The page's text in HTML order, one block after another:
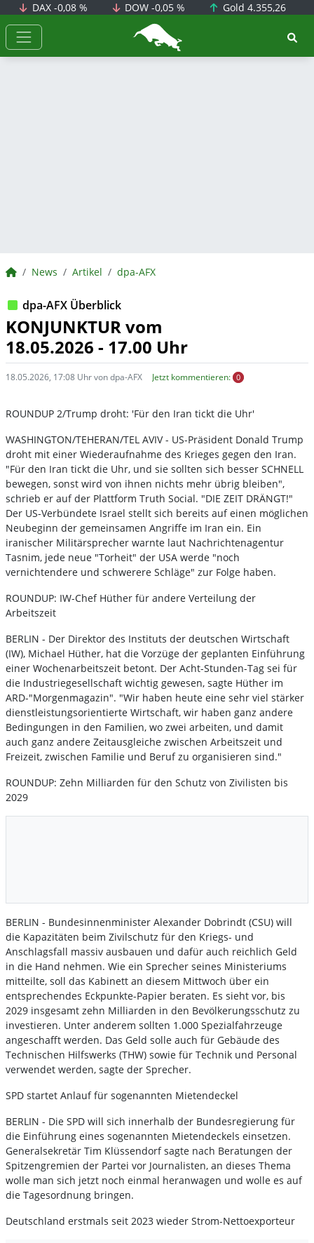
DAX -0,08 % DOW-0,05 % Gold 4.355,26
BörsenNEWS.de
BörsenNEWS.de
News Artikel dpa-AFX
dpa-AFX Überblick
KONJUNKTUR vom
18.05.2026 - 17.00 Uhr
18.05.2026, 17:08 Uhr von dpa-AFX Jetzt kommentieren: 0
ROUNDUP 2/Trump droht: 'Für den Iran tickt die Uhr'
WASHINGTON/TEHERAN/TEL AVIV - US-Präsident Donald Trump
droht mit einer Wiederaufnahme des Krieges gegen den Iran.
"Für den Iran tickt die Uhr, und sie sollten sich besser SCHNELL
bewegen, sonst wird von ihnen nichts mehr übrig bleiben",
schrieb er auf der Plattform Truth Social. "DIE ZEIT DRÄNGT!"
Der US-Verbündete Israel stellt sich bereits auf einen möglichen
Neubeginn der gemeinsamen Angriffe im Iran ein. Ein
iranischer Militärsprecher warnte laut Nachrichtenagentur
Tasnim, jede neue "Torheit" der USA werde "noch
vernichtendere und schwerere Schläge" zur Folge haben.
ROUNDUP: IW-Chef Hüther für andere Verteilung der
Arbeitszeit
BERLIN - Der Direktor des Instituts der deutschen Wirtschaft
(IW), Michael Hüther, hat die Vorzüge der geplanten Einführung
einer Wochenarbeitszeit betont. Der Acht-Stunden-Tag sei für
die Industriegesellschaft wichtig gewesen, sagte Hüther im
ARD-"Morgenmagazin". "Wir haben heute eine sehr viel stärker
dienstleistungsorientierte Wirtschaft, wir haben ganz andere
Bedingungen in den Familien, wo zwei arbeiten, und damit
auch ganz andere Zeitausgleiche zwischen Arbeitszeit und
Freizeit, zwischen Familie und Beruf zu organisieren sind."
ROUNDUP: Zehn Milliarden für den Schutz von Zivilisten bis
2029
BERLIN - Bundesinnenminister Alexander Dobrindt (CSU) will
die Kapazitäten beim Zivilschutz für den Kriegs- und
Anschlagsfall massiv ausbauen und dafür auch reichlich Geld
in die Hand nehmen. Wie ein Sprecher seines Ministeriums
mitteilte, soll das Kabinett an diesem Mittwoch über ein
entsprechendes Eckpunkte-Papier beraten. Es sieht vor, bis
2029 insgesamt zehn Milliarden in den Bevölkerungsschutz zu
investieren. Unter anderem sollten 1.000 Spezialfahrzeuge
angeschafft werden. Das Geld solle auch für Gebäude des
Technischen Hilfswerks (THW) sowie für Technik und Personal
verwendet werden, sagte der Sprecher.
SPD startet Anlauf für sogenannten Mietendeckel
BERLIN - Die SPD will sich innerhalb der Bundesregierung für
die Einführung eines sogenannten Mietendeckels einsetzen.
Generalsekretär Tim Klüssendorf sagte nach Beratungen der
Spitzengremien der Partei vor Journalisten, an dieses Thema
wolle man sich jetzt noch einmal heranwagen und wolle es auf
die Tagesordnung bringen.
Deutschland erstmals seit 2023 wieder Strom-Nettoexporteur